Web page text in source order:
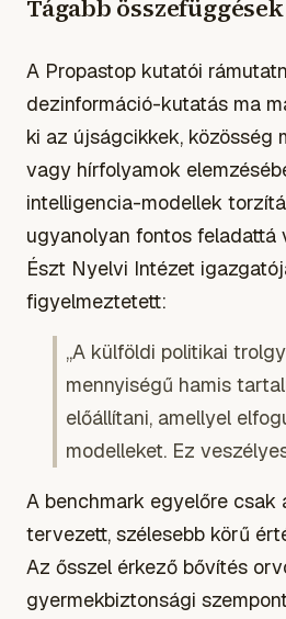
Tágabb összefüggések
A Propastop kutatói
dezinformáció-kutatás ma
ki az újságcikkek, közösség
vagy hírfolyamok
intelligencia-modellek
ugyanolyan fontos feladattá
Észt Nyelvi Intézet
figyelmeztetett:
„A külföldi politikai
mennyiségű hamis
előállítani, amellyel
modelleket. Ez
A benchmark egyelőre csak
tervezett, szélesebb körű
Az ősszel érkező bővítés
gyermekbiztonsági